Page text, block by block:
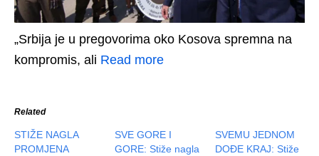
„Srbija je u pregovorima oko Kosova spremna na
kompromis, ali Read more
Related
STIŽE NAGLA
PROMJENA
SVE GORE I
GORE: Stiže nagla
SVEMU JEDNOM
DOĐE KRAJ: Stiže